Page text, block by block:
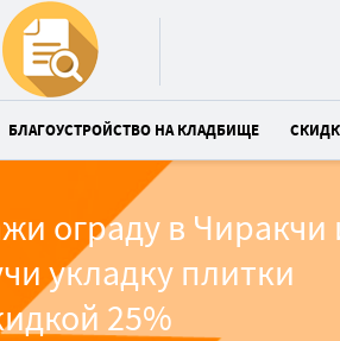
БЛАГОУСТРОЙСТВО НА КЛАДБИЩЕ
ограду в Чиракчи
укладку плитки
25%